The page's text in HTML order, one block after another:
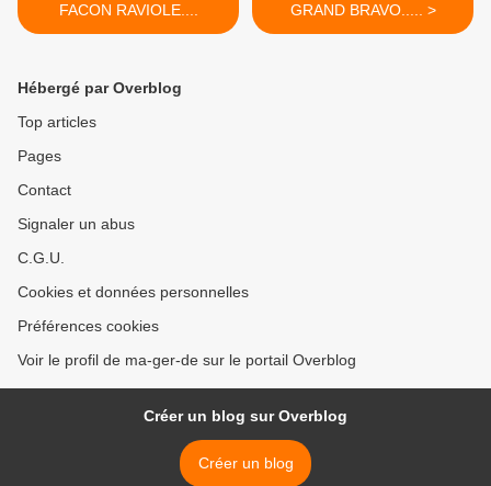
FACON RAVIOLE....
GRAND BRAVO..... >
Hébergé par Overblog
Top articles
Pages
Contact
Signaler un abus
C.G.U.
Cookies et données personnelles
Préférences cookies
Voir le profil de ma-ger-de sur le portail Overblog
Créer un blog sur Overblog
Créer un blog